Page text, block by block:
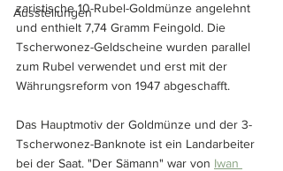
Ausstellungen
zaristische 10-Rubel-Goldmünze angelehnt
und enthielt 7,74 Gramm Feingold. Die
Tscherwonez-Geldscheine wurden parallel
zum Rubel verwendet und erst mit der
Währungsreform von 1947 abgeschafft.
Das Hauptmotiv der Goldmünze und der 3-
Tscherwonez-Banknote ist ein Landarbeiter
bei der Saat. "Der Sämann" war von Iwan